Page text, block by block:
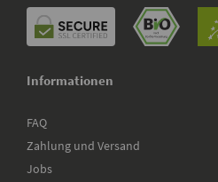
Informationen
FAQ
Zahlung und Versand
Jobs